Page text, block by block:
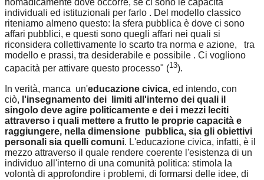
nomadicamente dove occorre, se ci sono le capacità
individuali ed istituzionali per farlo . Del modello classico
riteniamo almeno questo: la sfera pubblica è dove ci sono
affari pubblici, e questi sono quegli affari nei quali si
riconsidera collettivamente lo scarto tra norma e azione, tra
modello e prassi, tra desiderabile e possibile . Ci vogliono
capacità per attivare questo processo" (13).
In verità, manca un'educazione civica, ed intendo, con
ciò, l'insegnamento dei limiti all'interno dei quali il
singolo deve agire politicamente e dei i mezzi leciti
attraverso i quali mettere a frutto le proprie capacità e
raggiungere, nella dimensione pubblica, sia gli obiettivi
personali sia quelli comuni. L'educazione civica, infatti, è il
mezzo attraverso il quale rendere coerente l'esistenza di un
individuo all'interno di una comunità politica: stimola la
volontà di approfondire i problemi, di formarsi delle idee, di